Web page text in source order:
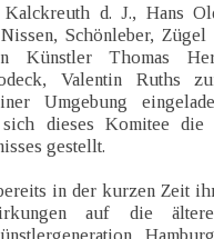
d. J., Hans
Schönleber, Zügel
Künstler Thomas
Valentin Ruths
Umgebung
dieses Komitee die
gestellt.
in der kurzen Zeit
auf die